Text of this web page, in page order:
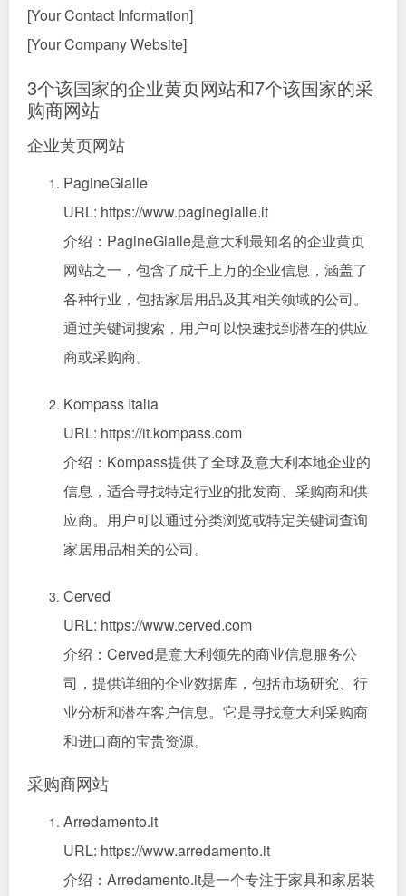
[Your Contact Information]
[Your Company Website]
3个该国家的企业黄页网站和7个该国家的采
购商网站
企业黄页网站
PagineGialle
URL: https://www.paginegialle.it
介绍：PagineGialle是意大利最知名的企业黄页
网站之一，包含了成千上万的企业信息，涵盖了
各种行业，包括家居用品及其相关领域的公司。
通过关键词搜索，用户可以快速找到潜在的供应
商或采购商。
Kompass Italia
URL: https://it.kompass.com
介绍：Kompass提供了全球及意大利本地企业的
信息，适合寻找特定行业的批发商、采购商和供
应商。用户可以通过分类浏览或特定关键词查询
家居用品相关的公司。
Cerved
URL: https://www.cerved.com
介绍：Cerved是意大利领先的商业信息服务公
司，提供详细的企业数据库，包括市场研究、行
业分析和潜在客户信息。它是寻找意大利采购商
和进口商的宝贵资源。
采购商网站
Arredamento.it
URL: https://www.arredamento.it
介绍：Arredamento.it是一个专注于家具和家居装